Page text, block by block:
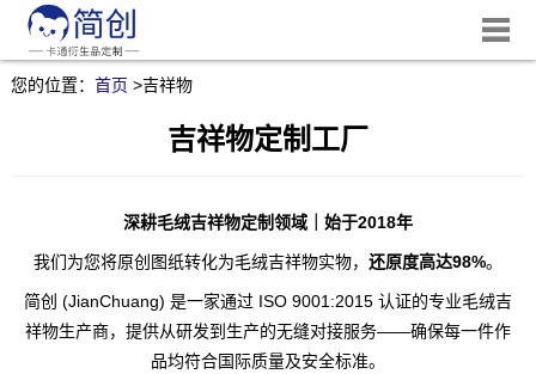
您的位置： 首页 >吉祥物
吉祥物定制工厂
深耕毛绒吉祥物定制领域｜始于2018年
我们为您将原创图纸转化为毛绒吉祥物实物， 还原度高达98%。
简创 (JianChuang) 是一家通过 ISO 9001:2015 认证的专业毛绒吉
祥物生产商，提供从研发到生产的无缝对接服务——确保每一件作
品均符合国际质量及安全标准。